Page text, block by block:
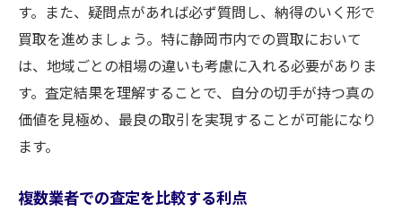
す。また、疑問点があれば必ず質問し、納得のいく形で
買取を進めましょう。特に静岡市内での買取において
は、地域ごとの相場の違いも考慮に入れる必要がありま
す。査定結果を理解することで、自分の切手が持つ真の
価値を見極め、最良の取引を実現することが可能になり
ます。
複数業者での査定を比較する利点